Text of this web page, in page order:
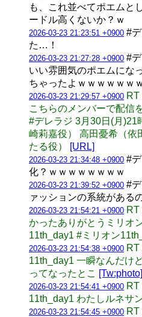
も、これ並べてポエムと
ードル高くないか？ｗ
2026-03-23 21:23:51 +0900 #
た…！
2026-03-23 21:27:28 +0900 #
いい雰囲気のポエムにな
ちゃったよｗｗｗｗｗｗ
2026-03-23 21:29:57 +0900 RT
こちらのメンバーで配信
#デレラジ 3月30日(月)21
崎莉嘉役） 高田憂希（依
たる役）
[URL]
2026-03-23 21:34:48 +0900 #
化？ｗｗｗｗｗｗｗｗ
2026-03-23 21:39:52 +0900 #
ァッションの系統がある
2026-03-23 21:54:21 +0900 RT
かったありがとうミリオ
11th_day1 #ミリオン
2026-03-23 21:54:38 +0900 RT
11th_day1 一瞬なんだけ
ってなったとこ [Tw:photo]
2026-03-23 21:54:41 +0900 RT
11th_day1 わたしルネサ
2026-03-23 21:54:45 +0900 RT